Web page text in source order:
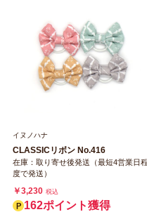
イヌノハナ
CLASSICリボン No.416
在庫：取り寄せ後発送（最短4営業日程
度で発送）
￥3,230 税込
162ポイント獲得